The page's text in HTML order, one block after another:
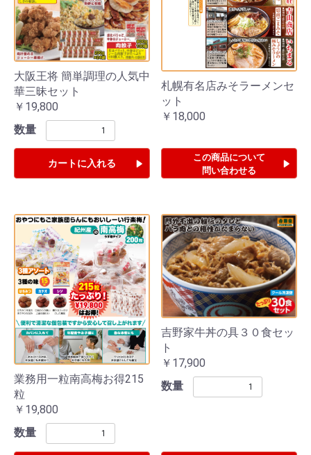
大阪王将 簡単調理の人気中
華三昧セット
￥19,800
数量
カートに入れる
札幌有名店みそラーメンセ
ット
￥18,000
この商品について
問い合わせる
業務用一粒南高梅お得215
粒
￥19,800
数量
吉野家牛丼の具３０食セッ
ト
￥17,900
数量